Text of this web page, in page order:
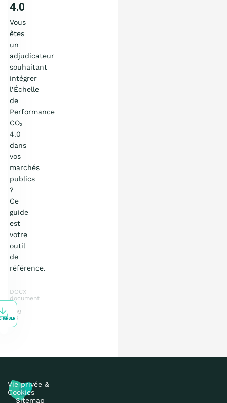
4.0
Vous
êtes
un
adjudicateur
souhaitant
intégrer
l’Échelle
de
Performance
CO₂
4.0
dans
vos
marchés
publics
?
Ce
guide
est
votre
outil
de
référence.
DOCX
document
7.09
MB
Vie privée &
Cookies
Sitemap